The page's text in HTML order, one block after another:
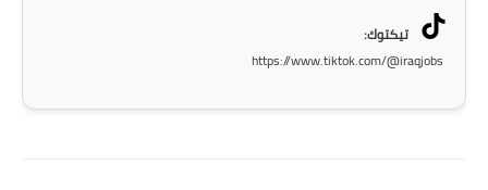
المرحلة الابتدائية
تيكتوك:
https://www.tiktok.com/@iraqjobs